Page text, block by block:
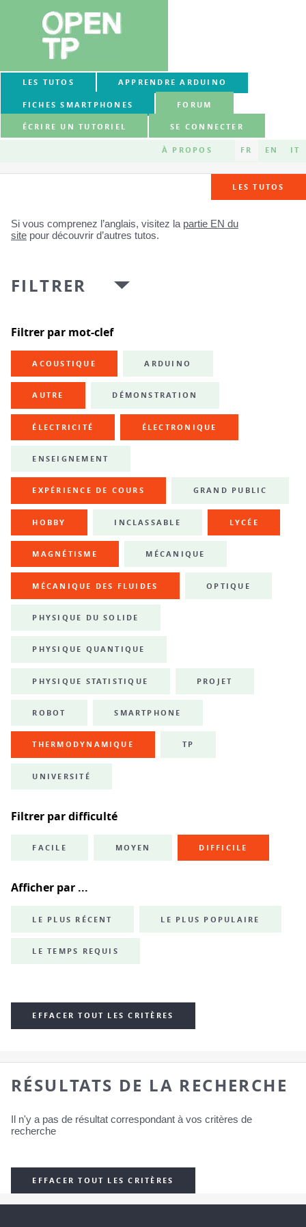
LES TUTOS APPRENDRE ARDUINO
FICHES SMARTPHONES FORUM
ÉCRIRE UN TUTORIEL SE CONNECTER
À PROPOS FR EN IT
LES TUTOS
Si vous comprenez l’anglais, visitez la partie EN du
site pour découvrir d’autres tutos.
FILTRER
Filtrer par mot-clef
ACOUSTIQUE ARDUINO
AUTRE DÉMONSTRATION
ÉLECTRICITÉ ÉLECTRONIQUE
ENSEIGNEMENT
EXPÉRIENCE DE COURS GRAND PUBLIC
HOBBY INCLASSABLE LYCÉE
MAGNÉTISME MÉCANIQUE
MÉCANIQUE DES FLUIDES OPTIQUE
PHYSIQUE DU SOLIDE
PHYSIQUE QUANTIQUE
PHYSIQUE STATISTIQUE PROJET
ROBOT SMARTPHONE
THERMODYNAMIQUE TP
UNIVERSITÉ
Filtrer par difficulté
FACILE MOYEN DIFFICILE
Afficher par ...
LE PLUS RÉCENT LE PLUS POPULAIRE
LE TEMPS REQUIS
EFFACER TOUT LES CRITÈRES
RÉSULTATS DE LA RECHERCHE
Il n'y a pas de résultat correspondant à vos critères de
recherche
EFFACER TOUT LES CRITÈRES